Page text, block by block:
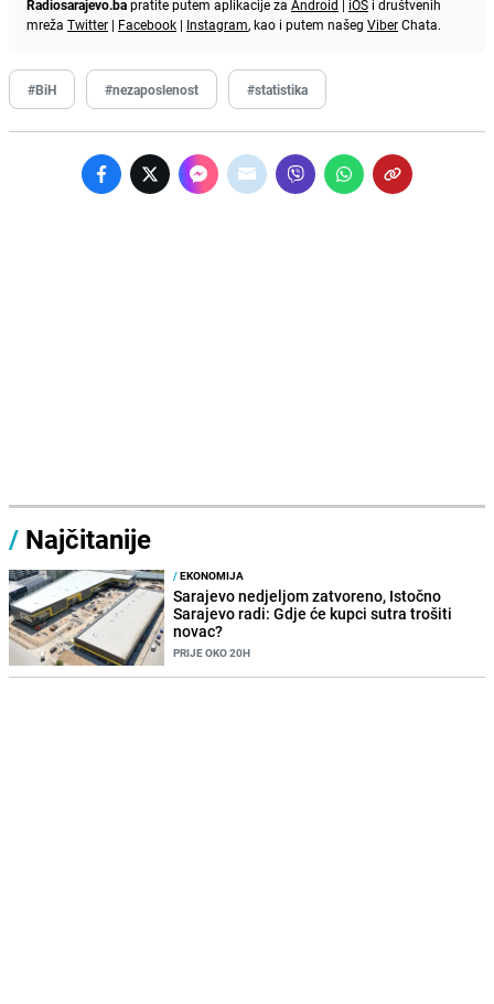
Radiosarajevo.bapratite putem aplikacije za Android | iOS i društvenih
mreža Twitter | Facebook | Instagram, kao i putem našeg ViberChata.
#BiH #nezaposlenost #statistika
/ Najčitanije
/EKONOMIJA
Sarajevo nedjeljom zatvoreno, Istočno
Sarajevo radi: Gdje će kupci sutra trošiti
novac?
PRIJE OKO 20H